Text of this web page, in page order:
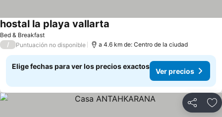
Bed & Breakfast
hostal la playa vallarta
/ Puntuación no disponible a 4.6 km de: Centro de la ciudad
Elige fechas para ver los precios exactos
Ver precios
Compartir